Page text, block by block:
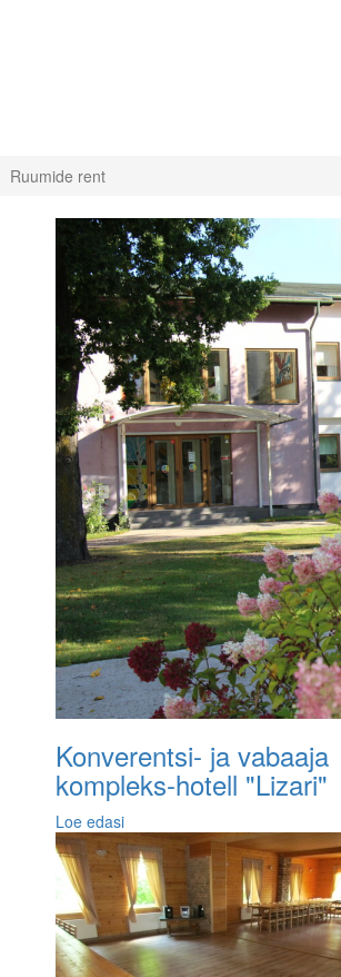
Ruumide rent
Konverentsi- ja vabaaja
kompleks-hotell "Lizari"
Loe edasi